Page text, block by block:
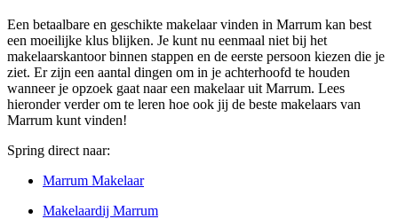
Een betaalbare en geschikte makelaar vinden in Marrum kan best
een moeilijke klus blijken. Je kunt nu eenmaal niet bij het
makelaarskantoor binnen stappen en de eerste persoon kiezen die je
ziet. Er zijn een aantal dingen om in je achterhoofd te houden
wanneer je opzoek gaat naar een makelaar uit Marrum. Lees
hieronder verder om te leren hoe ook jij de beste makelaars van
Marrum kunt vinden!
Spring direct naar:
Marrum Makelaar
Makelaardij Marrum